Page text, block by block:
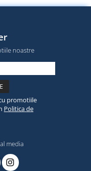
noastre
promotiile
Politica de
media